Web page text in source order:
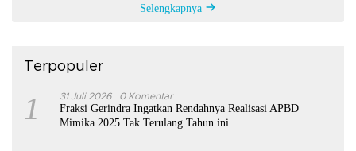
Selengkapnya
Terpopuler
1 31 Juli 2026 0 Komentar
Fraksi Gerindra Ingatkan Rendahnya Realisasi APBD
Mimika 2025 Tak Terulang Tahun ini